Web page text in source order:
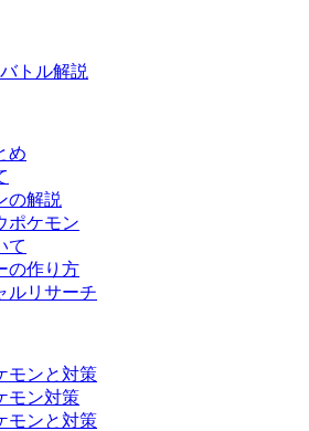
トル解説
め
の解説
ポケモン
て
の作り方
ルリサーチ
モンと対策
モン対策
モンと対策